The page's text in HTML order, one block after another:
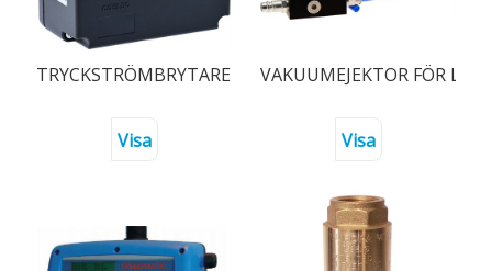
TRYCKSTRÖMBRYTARE DIGITAL SWITCHMATIC 2T
Visa
VAKUUMEJEKTOR FÖR
Visa